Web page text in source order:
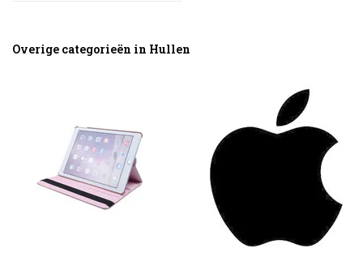
Overige categorieën in Hullen